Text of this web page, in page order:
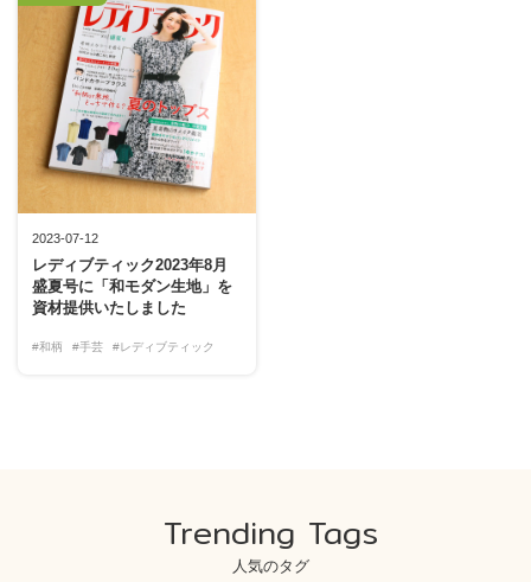
2023-07-12
レディブティック2023年8月
盛夏号に「和モダン生地」を
資材提供いたしました
#和柄 #手芸 #レディブティック
Trending Tags
人気のタグ